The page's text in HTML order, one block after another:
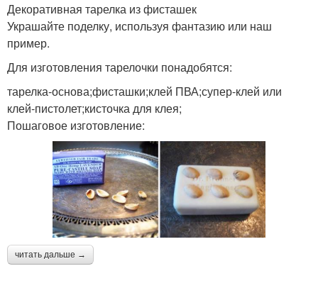
Декоративная тарелка из фисташек
Украшайте поделку, используя фантазию или наш
пример.
Для изготовления тарелочки понадобятся:
тарелка-основа;фисташки;клей ПВА;супер-клей или
клей-пистолет;кисточка для клея;
Пошаговое изготовление:
читать дальше →